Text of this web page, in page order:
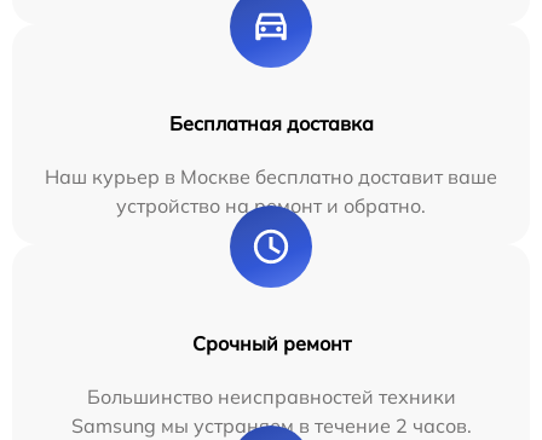
Бесплатная доставка
Наш курьер в Москве бесплатно доставит ваше
устройство на ремонт и обратно.
Срочный ремонт
Большинство неисправностей техники
Samsung мы устраняем в течение 2 часов.